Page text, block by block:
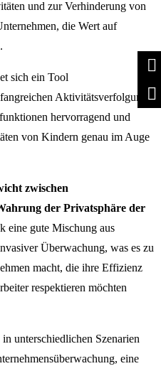
und zur Verhinderung von
die Wert auf
sich ein Tool
Aktivitätsverfolgungs-
hervorragend und
von Kindern genau im Auge
zwischen
der Privatsphäre der
eine gute Mischung aus
Überwachung, was es zu
macht, die ihre Effizienz
respektieren möchten
unterschiedlichen Szenarien
eine